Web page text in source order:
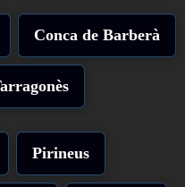
Conca de Barberà
Pirineus